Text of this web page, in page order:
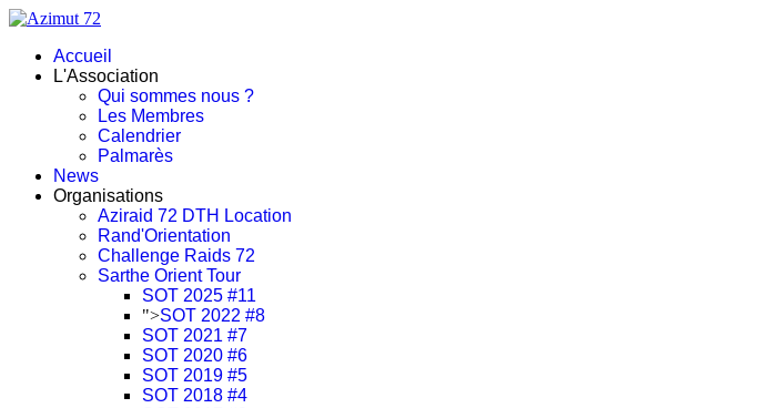
Accueil
L'Association
Qui sommes nous ?
Les Membres
Calendrier
Palmarès
News
Organisations
Aziraid 72 DTH Location
Rand'Orientation
Challenge Raids 72
Sarthe Orient Tour
SOT 2025 #11
">SOT 2022 #8
SOT 2021 #7
SOT 2020 #6
SOT 2019 #5
SOT 2018 #4